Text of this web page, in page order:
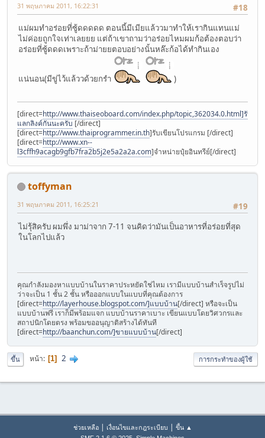
#18
31 พฤษภาคม 2011, 16:22:31
แม่ผมทำอร่อยที่ซู้ดดดดด ตอนนี้มีเมียแล้ววมาทำให้เรากินแทนแม่
ไม่ค่อยถูกใจเท่าเลยยย แต่ถ้าเขาถามว่าอร่อยไหมผมก้อต้องตอบว่า
อร่อยที่ซู้ดดดเพราะถ้าม่ายยตอบอย่างนั้นหล๊ะก้อได้ทำกินเอง
แน่นอน(มีขู่ไว้แล้ววด้วยกรำ )
[direct=http://www.thaiseoboard.com/index.php/topic,362034.0.html]รับ
แลกลิงค์กันนะครับ [/direct]
[direct=http://www.thaiprogrammer.in.th]รับเขียนโปรแกรม [/direct]
[direct=http://www.xn--
l3cffh9acagb9gfb7fra2b5j2e5a2a2a.com]จำหน่ายปุ๋ยอินทรีย์[/direct]
toffyman
#19
31 พฤษภาคม 2011, 16:25:21
ไม่รุ้สิครับ ผมพึ่ง มาม่าจาก 7-11 จนคิดว่ามันเป็นอาหารที่อร่อยที่สุด
ในโลกไปแล้ว
คุณกำลังมองหาแบบบ้านในราคาประหยัดใช่ไหม เรามีแบบบ้านสำเร็จรูปไม่
ว่าจะเป็น 1 ชั้น 2 ชั้น หรือออกแบบในแบบที่คุณต้องการ
[direct=http://layerhouse.blogspot.com/]แบบบ้าน[/direct] หรือจะเป็น
แบบบ้านฟรี เราก็มีพร้อมแจก แบบบ้านราคาเบาะ เขียนแบบโดยวิศวกรและ
สถาปนิกโดยตรง พร้อมขออนุญาติสร้างได้ทันที
[direct=http://baanchun.com/]ขายแบบบ้าน[/direct]
ขึ้น หน้า 1 2 การกระทำของผู้ใช้
ช่วยเหลือ| เงื่อนไขและกฎระเบียบ | ขึ้น ▲